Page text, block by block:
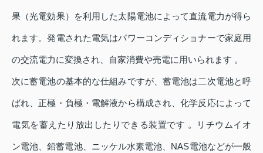
果（光電効果）を利用した太陽電池によって直流電力が得ら
れます。発電された電気はパワーコンディショナーで家庭用
の交流電力に変換され、自家消費や売電に用いられます 。
次に蓄電池の基本的な仕組みですが、蓄電池は二次電池と呼
ばれ、正極・負極・電解液から構成され、化学反応によって
電気を蓄えたり放出したりできる装置です 。リチウムイオ
ン電池、鉛蓄電池、ニッケル水素電池、NAS電池などが一般